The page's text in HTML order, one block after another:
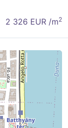
2 326 EUR /m2